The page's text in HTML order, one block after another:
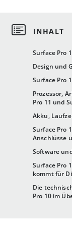
Surface Pro
Design und
Surface Pro
Prozessor,
Pro 11 und
Akku,
Surface Pro
Anschlüsse
Software
Surface Pro
kommt für
Die
Pro 10 im